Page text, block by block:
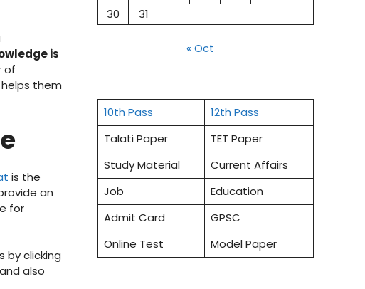
is
of
them
is the
an
for
by clicking
also
30
31
« Oct
10th Pass
12th Pass
Talati Paper
TET Paper
Study Material
Current Affairs
Job
Education
Admit Card
GPSC
Online Test
Model Paper